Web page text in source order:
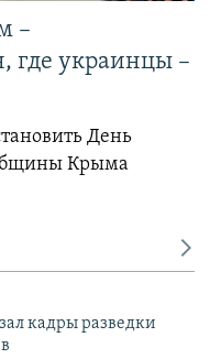
–
где украинцы –
День
Крыма
кадры разведки